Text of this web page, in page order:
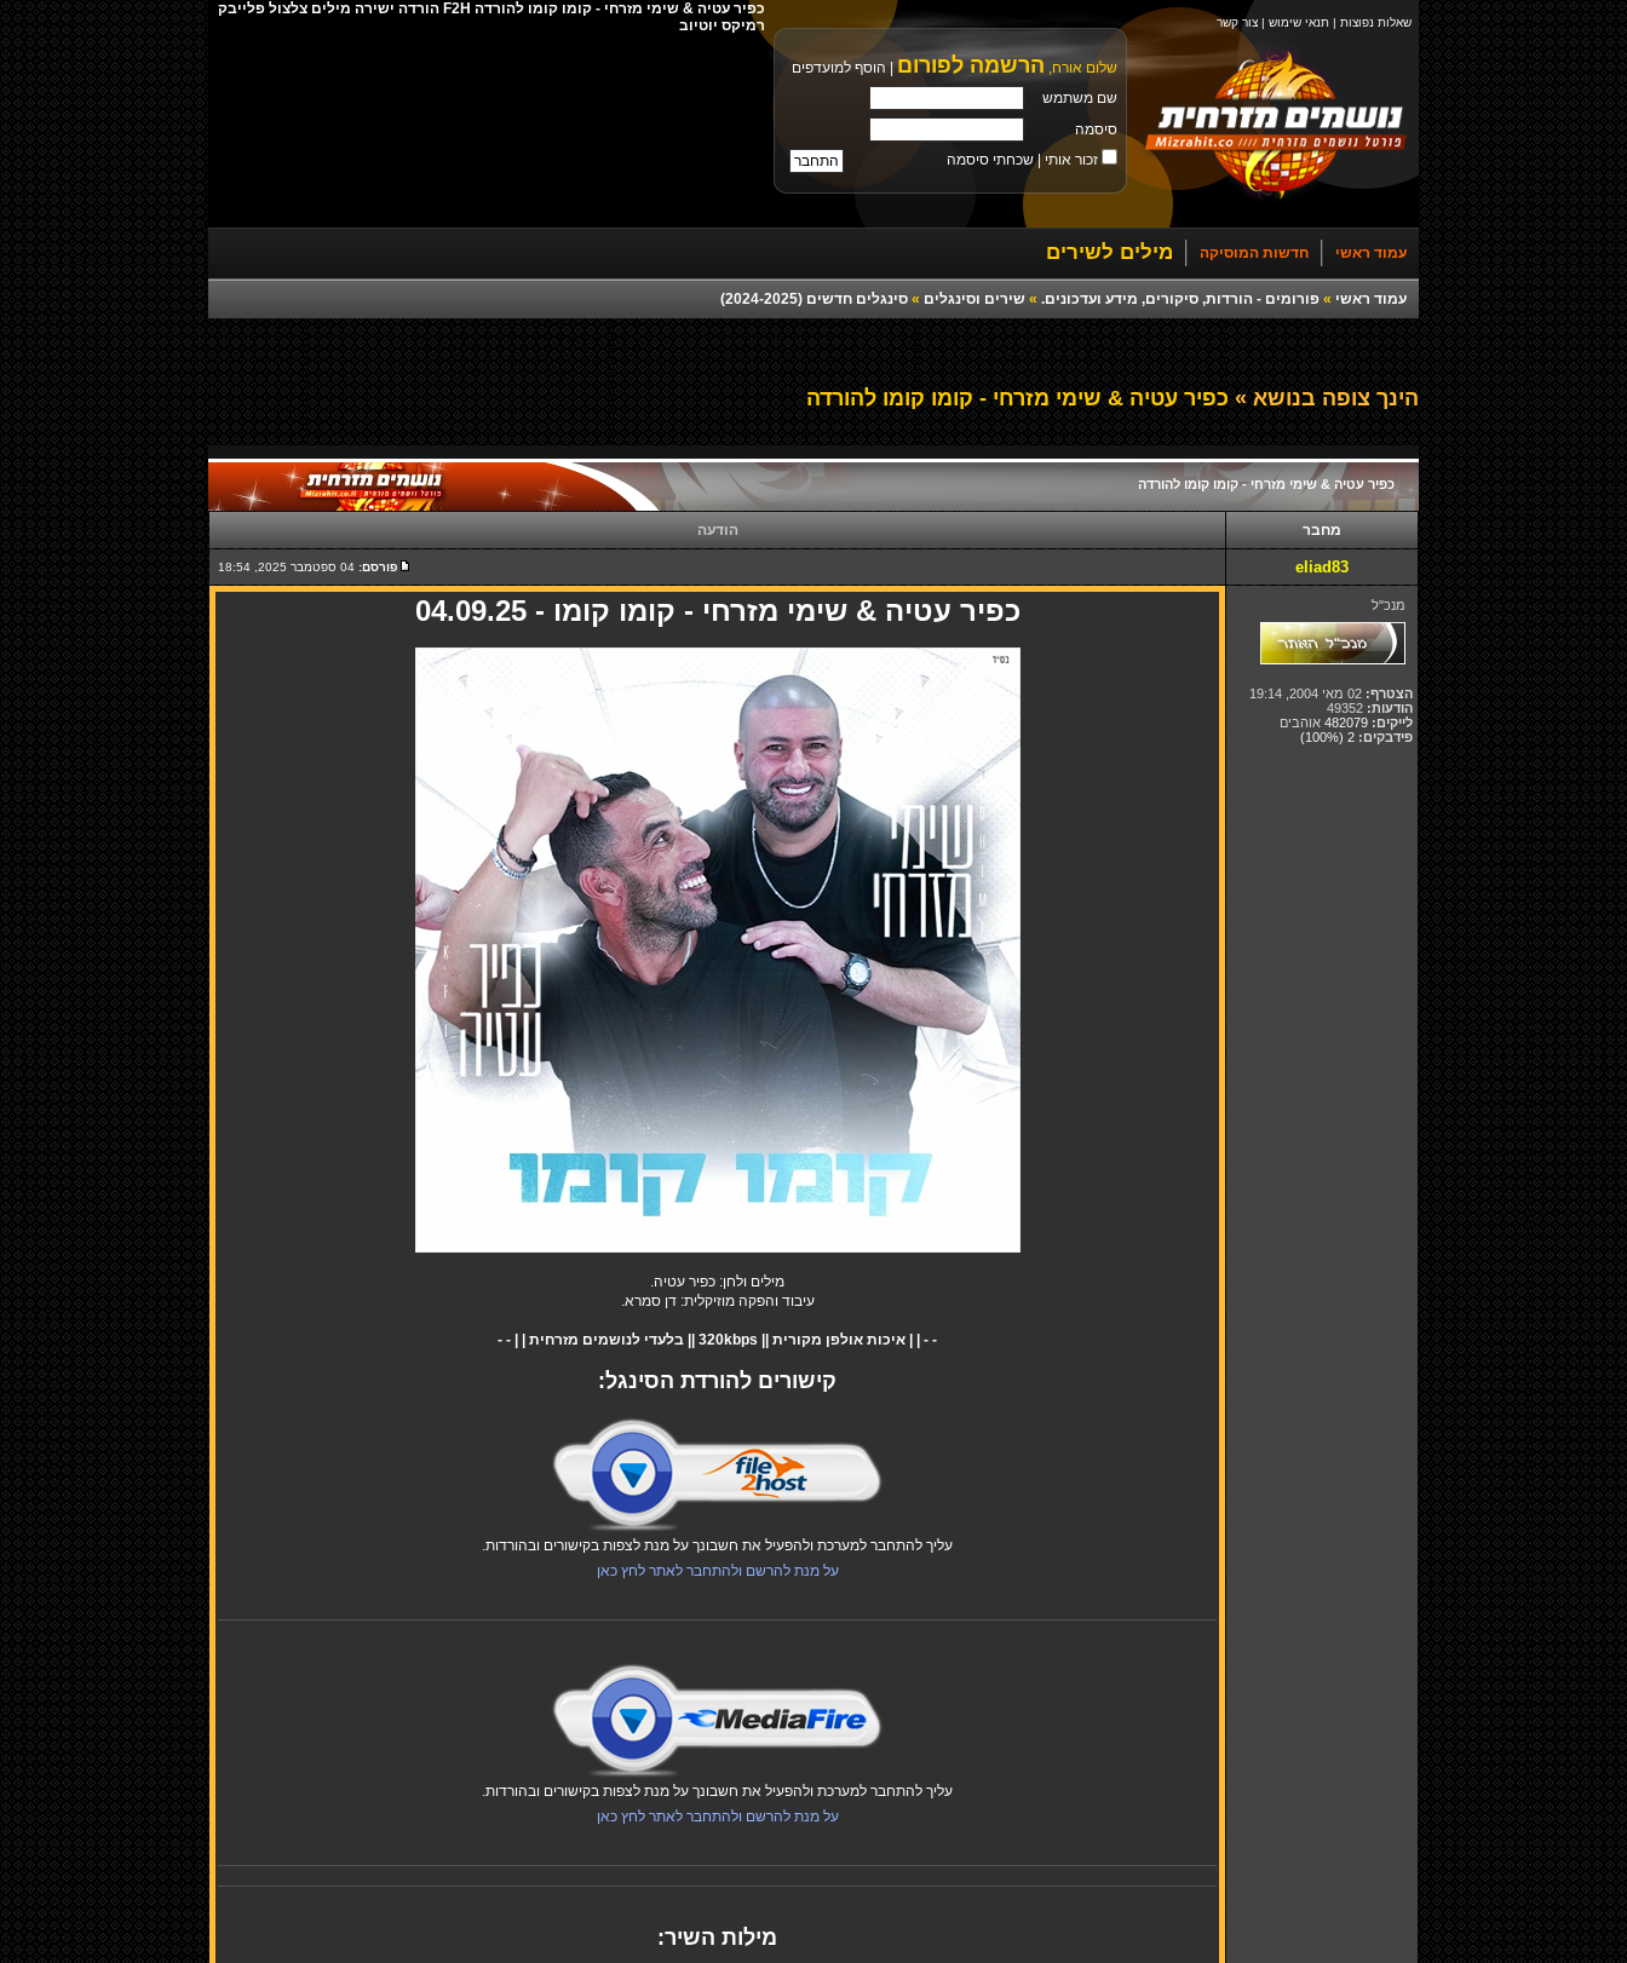
שאלות נפוצות | תנאי שימוש | צור קשר
שלום אורח, הרשמה לפורום
הוסף למועדפים
שם משתמש
סיסמה
זכור אותי |שכחתי סיסמה
כפיר עטיה & שימי מזרחי - קומו קומו להורדה F2H הורדה ישירה מילים צלצול פלייבק
רמיקס יוטיוב
עמוד ראשי חדשות המוסיקה מילים לשירים
עמוד ראשי » פורומים - הורדות, סיקורים, מידע ועדכונים. » שירים וסינגלים » סינגלים חדשים (2024-2025)
הינך צופה בנושא » כפיר עטיה & שימי מזרחי - קומו קומו להורדה
כפיר עטיה & שימי מזרחי - קומו קומו להורדה
מחבר הודעה
eliad83 פורסם:
מנכ"ל
הצטרף:
הודעות:
לייקים: 482079 אוהבים
פידבקים: 2
(100%)
כפיר עטיה & שימי מזרחי - קומו קומו - 04.09.25
מילים ולחן: כפיר עטיה.
עיבוד והפקה מוזיקלית: דן סמרא.
- - | | איכות אולפן מקורית || 320kbps || בלעדי לנושמים מזרחית | | - -
קישורים להורדת הסינגל:
עליך להתחבר למערכת ולהפעיל את חשבונך על מנת לצפות בקישורים ובהורדות.
על מנת להרשם ולהתחבר לאתר לחץ כאן
עליך להתחבר למערכת ולהפעיל את חשבונך על מנת לצפות בקישורים ובהורדות.
על מנת להרשם ולהתחבר לאתר לחץ כאן
מילות השיר: